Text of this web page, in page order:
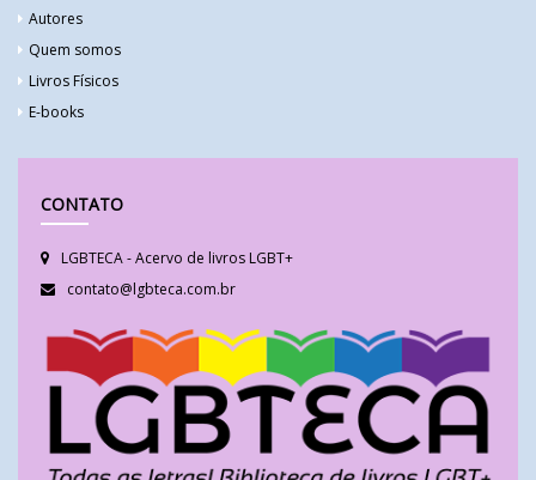
Autores
Quem somos
Livros Físicos
E-books
CONTATO
LGBTECA - Acervo de livros LGBT+
contato@lgbteca.com.br